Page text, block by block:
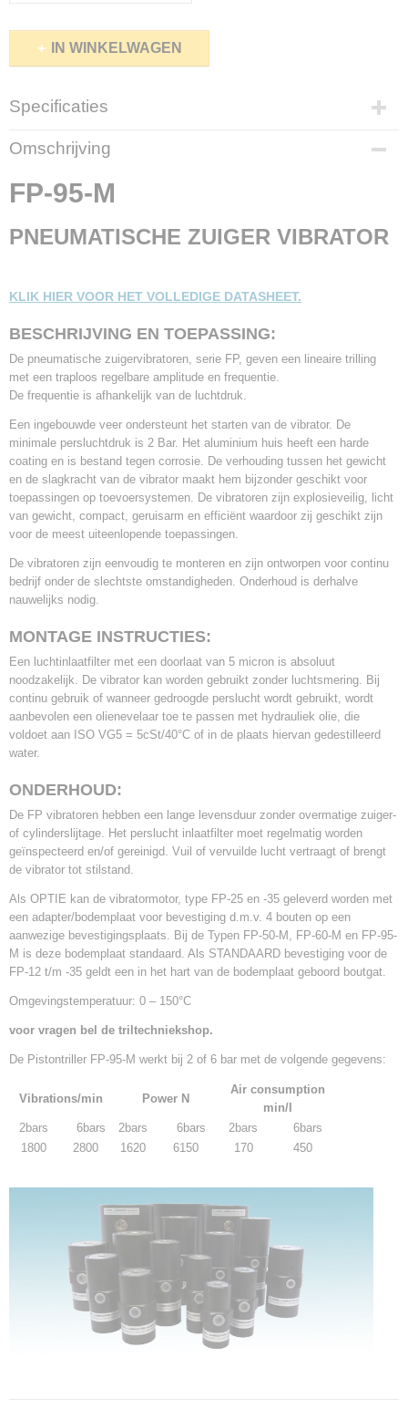
IN WINKELWAGEN
Specificaties
Productcode
FP95M
Bruto gewicht
10,00 Kg
Omschrijving
FP-95-M
PNEUMATISCHE ZUIGER VIBRATOR
KLIK HIER VOOR HET VOLLEDIGE DATASHEET.
BESCHRIJVING EN TOEPASSING:
De pneumatische zuigervibratoren, serie FP, geven een lineaire trilling
met een traploos regelbare amplitude en frequentie.
De frequentie is afhankelijk van de luchtdruk.
Een ingebouwde veer ondersteunt het starten van de vibrator. De
minimale persluchtdruk is 2 Bar. Het aluminium huis heeft een harde
coating en is bestand tegen corrosie. De verhouding tussen het gewicht
en de slagkracht van de vibrator maakt hem bijzonder geschikt voor
toepassingen op toevoersystemen. De vibratoren zijn explosieveilig, licht
van gewicht, compact, geruisarm en efficiënt waardoor zij geschikt zijn
voor de meest uiteenlopende toepassingen.
De vibratoren zijn eenvoudig te monteren en zijn ontworpen voor continu
bedrijf onder de slechtste omstandigheden. Onderhoud is derhalve
nauwelijks nodig.
MONTAGE INSTRUCTIES:
Een luchtinlaatfilter met een doorlaat van 5 micron is absoluut
noodzakelijk. De vibrator kan worden gebruikt zonder luchtsmering. Bij
continu gebruik of wanneer gedroogde perslucht wordt gebruikt, wordt
aanbevolen een olienevelaar toe te passen met hydrauliek olie, die
voldoet aan ISO VG5 = 5cSt/40°C of in de plaats hiervan gedestilleerd
water.
ONDERHOUD:
De FP vibratoren hebben een lange levensduur zonder overmatige zuiger-
of cylinderslijtage. Het perslucht inlaatfilter moet regelmatig worden
geïnspecteerd en/of gereinigd. Vuil of vervuilde lucht vertraagt of brengt
de vibrator tot stilstand.
Als OPTIE kan de vibratormotor, type FP-25 en -35 geleverd worden met
een adapter/bodemplaat voor bevestiging d.m.v. 4 bouten op een
aanwezige bevestigingsplaats. Bij de Typen FP-50-M, FP-60-M en FP-95-
M is deze bodemplaat standaard. Als STANDAARD bevestiging voor de
FP-12 t/m -35 geldt een in het hart van de bodemplaat geboord boutgat.
Omgevingstemperatuur: 0 – 150°C
voor vragen bel de triltechniekshop.
De Pistontriller FP-95-M werkt bij 2 of 6 bar met de volgende gegevens:
Vibrations/min Power Ν
Air consumption
min/l
2bars
6bars 2bars 6bars 2bars
6bars
1800
2800 1620 6150 170 450